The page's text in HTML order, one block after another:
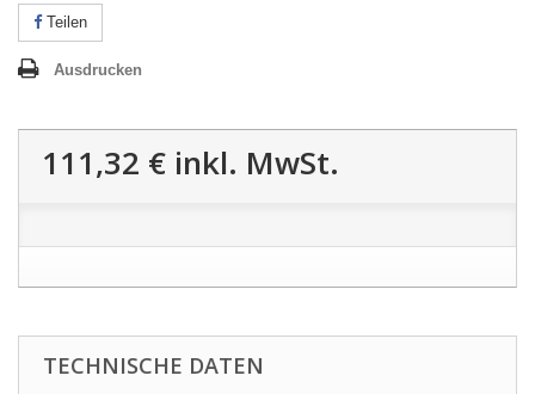
Teilen
Ausdrucken
111,32 € inkl. MwSt.
TECHNISCHE DATEN